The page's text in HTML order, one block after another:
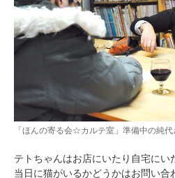
「ほんの寄る会☆カルテ室」準備中の純
テトちゃんはお店にいたり自宅にい
当日に猫がいるかどうかはお問い合
pecodogs
いぬ部をフォロー
アプリをダウ